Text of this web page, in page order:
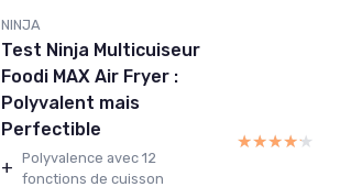
NINJA
Test Ninja Multicuiseur
Foodi MAX Air Fryer :
Polyvalent mais
Perfectible
+ Polyvalence avec 12
fonctions de cuisson
★★★★★
★★★★★